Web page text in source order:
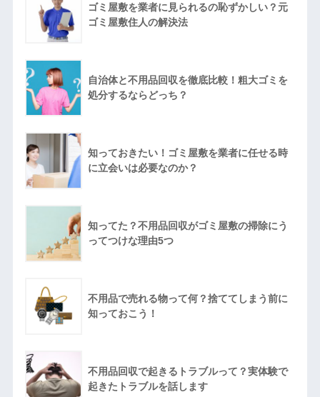
ゴミ屋敷を業者に見られるの恥ずかしい？元
ゴミ屋敷住人の解決法
自治体と不用品回収を徹底比較！粗大ゴミを
処分するならどっち？
知っておきたい！ゴミ屋敷を業者に任せる時
に立会いは必要なのか？
知ってた？不用品回収がゴミ屋敷の掃除にう
ってつけな理由5つ
不用品で売れる物って何？捨ててしまう前に
知っておこう！
不用品回収で起きるトラブルって？実体験で
起きたトラブルを話します